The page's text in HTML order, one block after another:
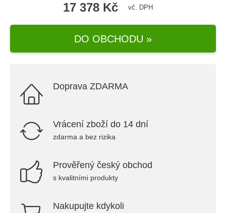
17 378 Kč vč. DPH
DO OBCHODU »
Doprava ZDARMA
Vrácení zboží do 14 dní
zdarma a bez rizika
Prověřený český obchod
s kvalitními produkty
Nakupujte kdykoli